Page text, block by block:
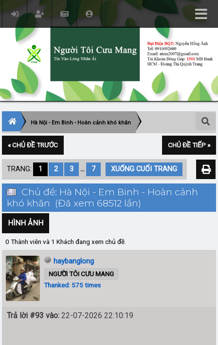
Hà Nội - Em Binh - Hoàn cảnh khó khăn
« CHỦ ĐỀ TRƯỚC CHỦ ĐỀ TIẾP »
TRANG: 1 2 3 ... 7 XUỐNG CUỐI TRANG
Chủ đề: Hà Nội - Em Binh - Hoàn cảnh
khó khăn (Đã xem 68512 lần)
HÌNH ẢNH
0 Thành viên và 1 Khách đang xem chủ đề.
haybanglong
NGƯỜI TÔI CƯU MANG
Thanked: 575 times
Trả lời #93 vào: 22-07-2026 22:10:19